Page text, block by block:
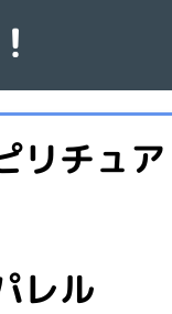
リチュア
レル